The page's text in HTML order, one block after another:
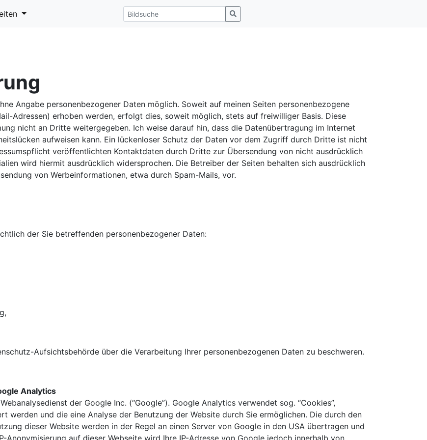
Angabe personenbezogener Daten möglich. Soweit auf meinen Seiten personenbezogene
Adressen) erhoben werden, erfolgt dies, soweit möglich, stets auf freiwilliger Basis. Diese
nicht an Dritte weitergegeben. Ich weise darauf hin, dass die Datenübertragung im Internet
aufweisen kann. Ein lückenloser Schutz der Daten vor dem Zugriff durch Dritte ist nicht
veröffentlichten Kontaktdaten durch Dritte zur Übersendung von nicht ausdrücklich
wird hiermit ausdrücklich widersprochen. Die Betreiber der Seiten behalten sich ausdrücklich
von Werbeinformationen, etwa durch Spam-Mails, vor.
der Sie betreffenden personenbezogener Daten:
Aufsichtsbehörde über die Verarbeitung Ihrer personenbezogenen Daten zu beschweren.
Analytics
der Google Inc. (“Google”). Google Analytics verwendet sog. “Cookies”,
werden und die eine Analyse der Benutzung der Website durch Sie ermöglichen. Die durch den
dieser Website werden in der Regel an einen Server von Google in den USA übertragen und
auf dieser Webseite wird Ihre IP-Adresse von Google jedoch innerhalb von